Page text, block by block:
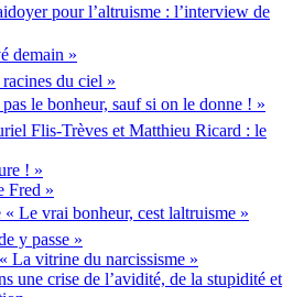
pour l’altruisme : l’interview de
demain »
du ciel »
le bonheur, sauf si on le donne ! »
Flis-Trèves et Matthieu Ricard : le
! »
Fred »
Le vrai bonheur, cest laltruisme »
y passe »
La vitrine du narcissisme »
une crise de l’avidité, de la stupidité et